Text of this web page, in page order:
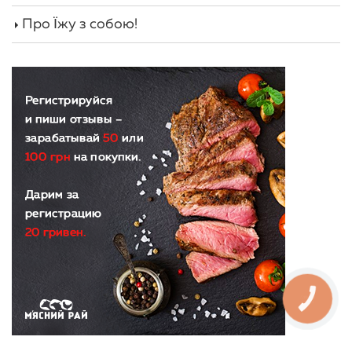
Про Їжу з собою!
КНОПКА
ЗВ'ЯЗКУ